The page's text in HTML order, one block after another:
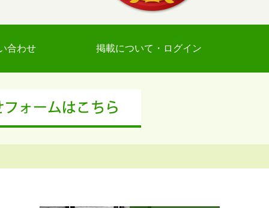
合わせ 掲載について・ログイン